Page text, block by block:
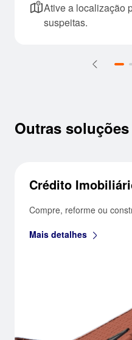
Ative a localização para detectar movimentações
suspeitas.
Outras
Crédito
Compre, reforme ou
Mais detalhes
seta_direita